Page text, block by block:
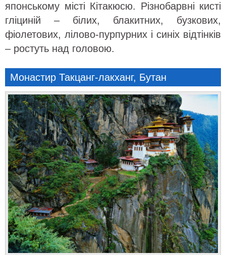
японському місті Кітакюсю. Різнобарвні кисті
гліциній – білих, блакитних, бузкових,
фіолетових, лілово-пурпурних і синіх відтінків
– ростуть над головою.
Монастир Такцанг-лакханг, Бутан